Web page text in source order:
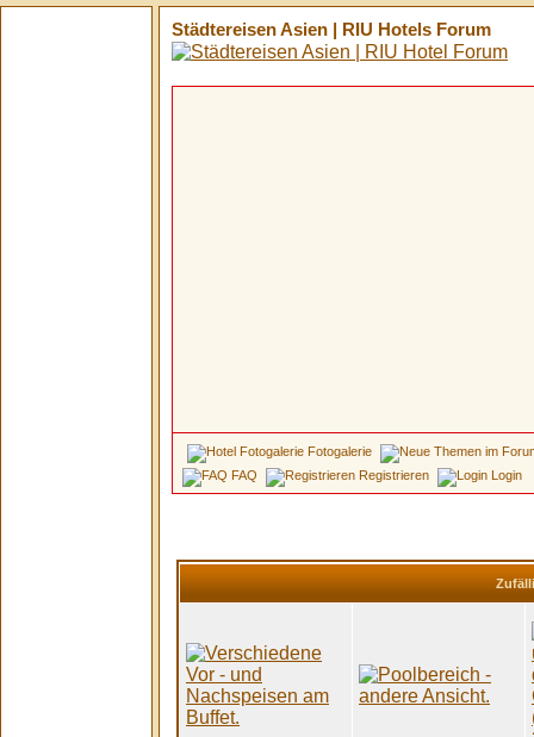
Städtereisen Asien | RIU Hotels Forum
Fotogalerie
FAQ
Registrieren Login